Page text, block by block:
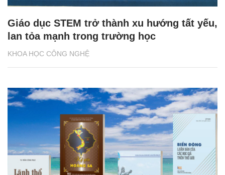
KHOA HỌC CÔNG NGHỆ
Giáo dục STEM trở thành xu hướng tất yếu,
lan tỏa mạnh trong trường học